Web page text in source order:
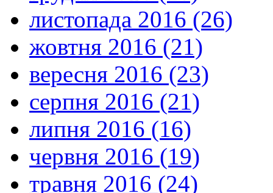
листопада 2016 (26)
жовтня 2016 (21)
вересня 2016 (23)
серпня 2016 (21)
липня 2016 (16)
червня 2016 (19)
травня 2016 (24)